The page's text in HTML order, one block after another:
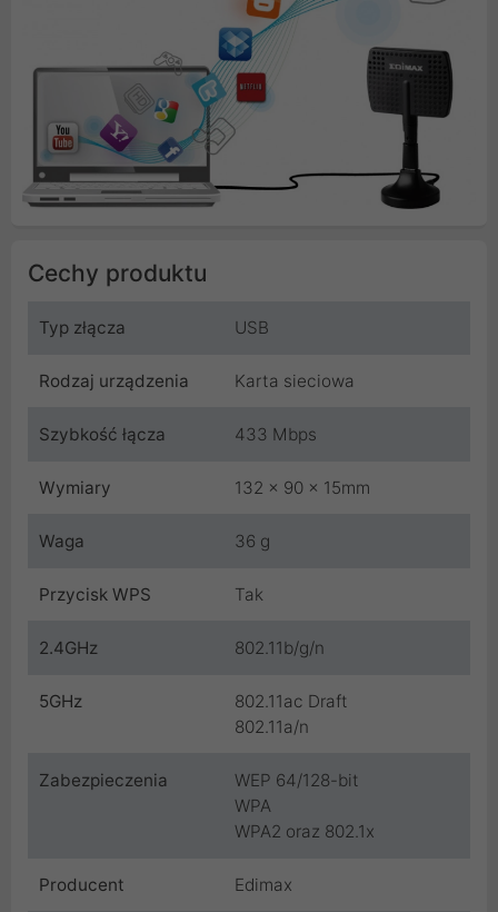
Cechy produktu
Typ złącza USB
Rodzaj urządzenia Karta sieciowa
Szybkość łącza 433 Mbps
Wymiary 132 x 90 x 15mm
Waga 36 g
Przycisk WPS Tak
2.4GHz 802.11b/g/n
5GHz
802.11ac Draft
802.11a/n
Zabezpieczenia
WEP 64/128-bit
WPA
WPA2 oraz 802.1x
Producent Edimax